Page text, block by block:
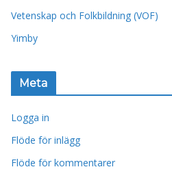
Vetenskap och Folkbildning (VOF)
Yimby
Meta
Logga in
Flöde för inlägg
Flöde för kommentarer